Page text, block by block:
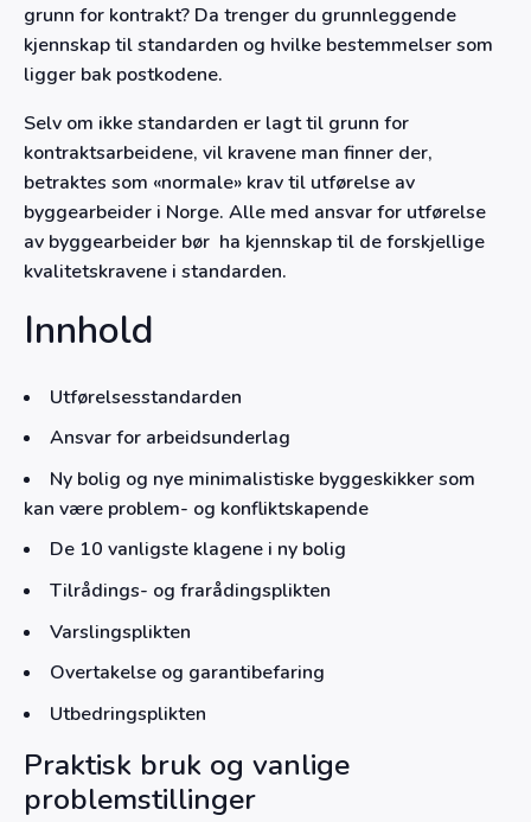
grunn for kontrakt? Da trenger du grunnleggende
kjennskap til standarden og hvilke bestemmelser som
ligger bak postkodene.
Selv om ikke standarden er lagt til grunn for
kontraktsarbeidene, vil kravene man finner der,
betraktes som «normale» krav til utførelse av
byggearbeider i Norge. Alle med ansvar for utførelse
av byggearbeider bør ha kjennskap til de forskjellige
kvalitetskravene i standarden.
Innhold
Utførelsesstandarden
Ansvar for arbeidsunderlag
Ny bolig og nye minimalistiske byggeskikker som
kan være problem- og konfliktskapende
De 10 vanligste klagene i ny bolig
Tilrådings- og frarådingsplikten
Varslingsplikten
Overtakelse og garantibefaring
Utbedringsplikten
Praktisk bruk og vanlige
problemstillinger